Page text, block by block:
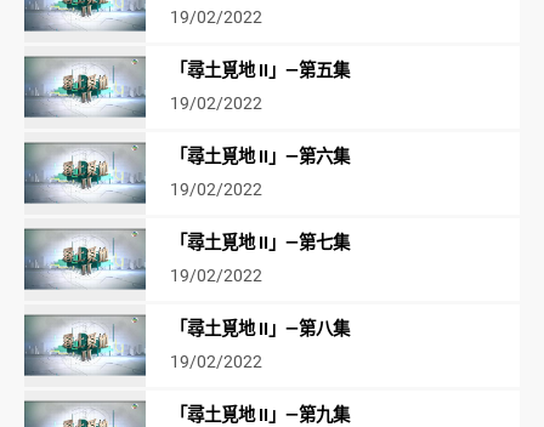
19/02/2022
「尋土覓地 II」—第五集
19/02/2022
「尋土覓地 II」—第六集
19/02/2022
「尋土覓地 II」—第七集
19/02/2022
「尋土覓地 II」—第八集
19/02/2022
「尋土覓地 II」—第九集